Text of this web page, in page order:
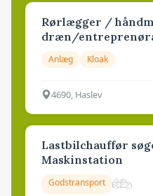
Rørlægger /
dræn/
Anlæg Kloak
4690, Haslev
Lastbilchauffør
Maskinstation
Godstransport